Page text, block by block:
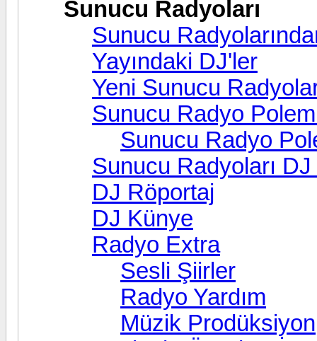
Sunucu Radyoları
Sunucu
Yayındaki DJ'ler
Yeni Sunucu
Sunucu Radyo
Sunucu Radyo
Sunucu Radyoları DJ
DJ Röportaj
DJ Künye
Radyo Extra
Sesli Şiirler
Radyo Yardım
Müzik Prodüksiyon